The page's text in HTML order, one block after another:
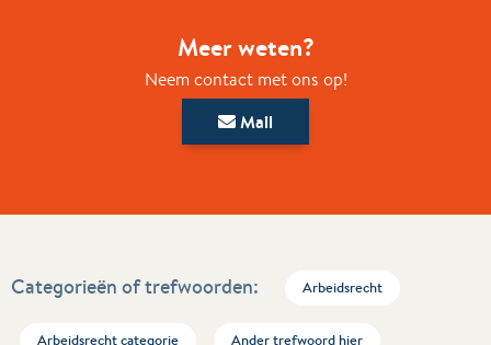
Meer weten?
Neem contact met ons op!
Mail
Categorieën of trefwoorden: Arbeidsrecht
Arbeidsrecht categorie Ander trefwoord hier